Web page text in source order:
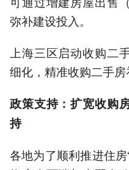
弥补建设投入。
上海三区启动收购二
细化，精准收购二手房
政策支持：扩宽收购
持
各地为了顺利推进住房